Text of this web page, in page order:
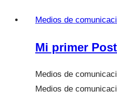
Medios de
Mi primer